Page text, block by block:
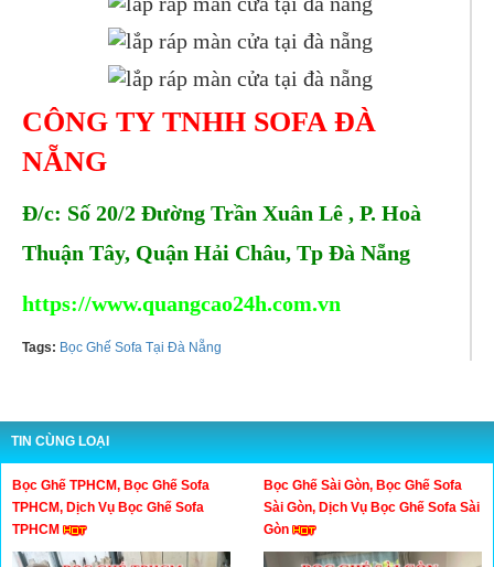
CÔNG TY TNHH SOFA ĐÀ
NẴNG
Đ/c: Số 20/2 Đường Trần Xuân Lê , P. Hoà
Thuận Tây, Quận Hải Châu, Tp Đà Nẵng
https://www.quangcao24h.com.vn
Tags: Bọc Ghế Sofa Tại Đà Nẵng
TIN CÙNG LOẠI
Bọc Ghế TPHCM, Bọc Ghế Sofa
TPHCM, Dịch Vụ Bọc Ghế Sofa
TPHCM
Bọc Ghế Sài Gòn, Bọc Ghế Sofa
Sài Gòn, Dịch Vụ Bọc Ghế Sofa Sài
Gòn